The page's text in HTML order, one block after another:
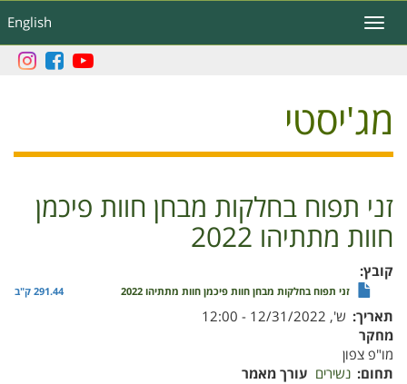
לתוכן
העיקרי
English
Toggle
navigation
מג'יסטי
זני תפוח בחלקות מבחן חוות פיכמן
חוות מתתיהו 2022
קובץ
זני תפוח בחלקות מבחן חוות פיכמן חוות מתתיהו 2022 291.44 ק"ב
תאריך ש', 12/31/2022 - 12:00
מחקר
מו"פ צפון
תחום נשירים עורך מאמר